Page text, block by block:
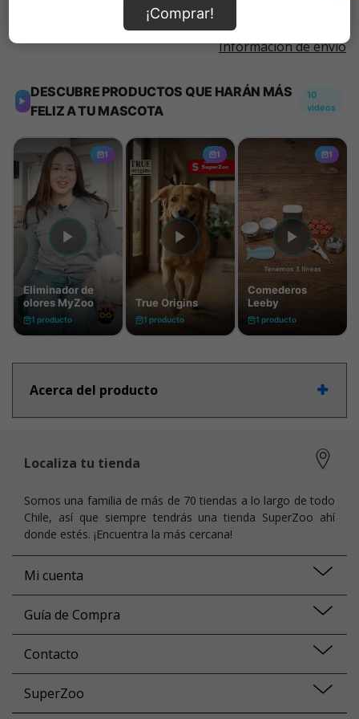
Información de envío
Acerca del producto
¡Comprar!
Localiza tu tienda
Somos una familia de más de 70 tiendas a lo largo de todo
Chile, así que siempre tendrás una tienda SuperZoo ahí
donde estés. ¡Encuentra la más cercana!
Mi cuenta
Guía de Compra
Contacto
SuperZoo